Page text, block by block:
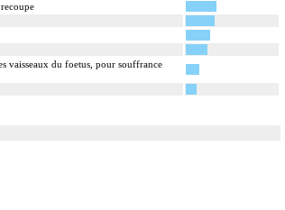
vaisseaux du foetus, pour souffrance